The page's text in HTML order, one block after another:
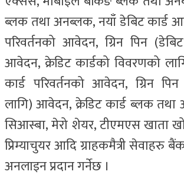
ब्लक तथा अनब्लक, नयाँ डेबिट कार्ड
परिवर्तनको आवेदन, ग्रिन पिन
आवेदन, क्रेडिट कार्डको विवरणको
कार्ड परिवर्तनको आवेदन, ग्रिन पिन
लागि) आवेदन, क्रेडिट कार्ड ब्लक तथा
सिआस्बा, मेरो शेयर, टीएमएस खाता
प्रिम्याचुयर आदि ग्राहकमैत्री सेवाहरु
अनलाइन प्रदान गर्नेछ ।